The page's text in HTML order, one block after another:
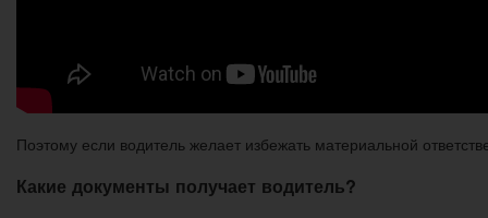
Поэтому если водитель желает избежать материальной
Какие документы получает водитель?